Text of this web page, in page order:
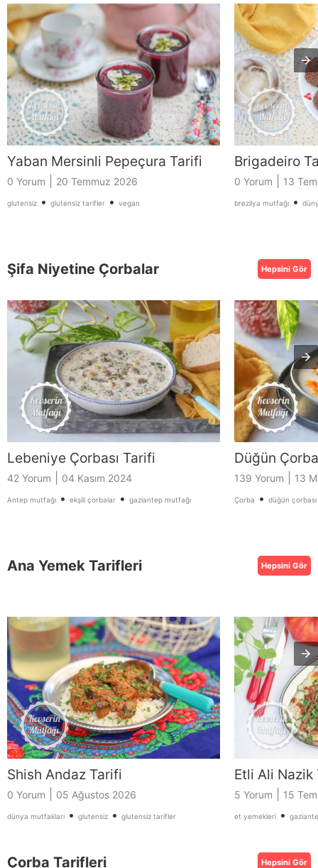
Yaban Mersinli Pepeçura Tarifi
0 Yorum 20 Temmuz 2026
glutensiz • glutensiz tarifler • vegan
Brigadeiro
0 Yorum 13
brezilya mutfağı •
Şifa Niyetine Çorbalar Hepsini Gör
Lebeniye Çorbası Tarifi
42 Yorum 04 Kasım 2024
Antep mutfağı • ekşili çorbalar • gaziantep mutfağı
Düğün
139 Yorum 13
Çorba • düğün çorbası
Ana Yemek Tarifleri Hepsini Gör
Shish Andaz Tarifi
0 Yorum 05 Ağustos 2026
dünya mutfakları • glutensiz • glutensiz tarifler
Etli Ali Nazik
5 Yorum 15
et yemekleri •
Çorba Tarifleri Hepsini Gör